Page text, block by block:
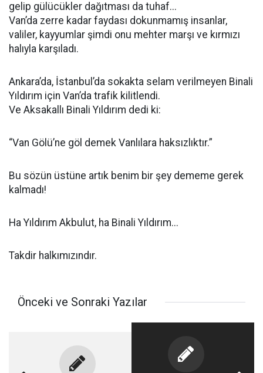
gelip gülücükler dağıtması da tuhaf...
Van’da zerre kadar faydası dokunmamış insanlar,
valiler, kayyumlar şimdi onu mehter marşı ve kırmızı
halıyla karşıladı.
Ankara’da, İstanbul’da sokakta selam verilmeyen Binali
Yıldırım için Van’da trafik kilitlendi.
Ve Aksakallı Binali Yıldırım dedi ki:
“Van Gölü’ne göl demek Vanlılara haksızlıktır.”
Bu sözün üstüne artık benim bir şey dememe gerek
kalmadı!
Ha Yıldırım Akbulut, ha Binali Yıldırım...
Takdir halkımızındır.
Önceki ve Sonraki Yazılar